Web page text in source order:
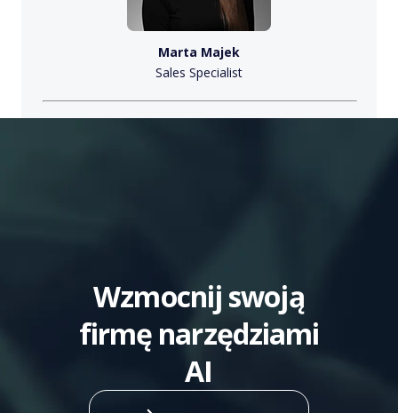
Marta Majek
Sales Specialist
Wzmocnij swoją
firmę narzędziami
AI